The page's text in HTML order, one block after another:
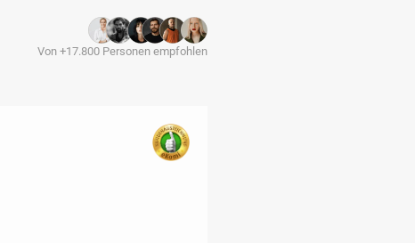
Von +17.800 Personen empfohlen